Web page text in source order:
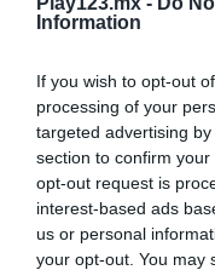
Information
If you wish to opt-out
processing of your
targeted advertising
section to confirm
opt-out request is
interest-based ads
us or personal
your opt-out. You may